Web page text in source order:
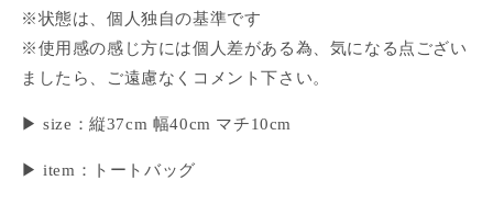
※状態は、個人独自の基準です
※使用感の感じ方には個人差がある為、気になる点ござい
ましたら、ご遠慮なくコメント下さい。
▶ size：縦37cm 幅40cm マチ10cm
▶ item：トートバッグ